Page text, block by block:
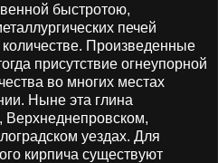
быстротою,
печей
Произведенные
присутствие огнеупорной
во многих местах
Ныне эта глина
Верхнеднепровском,
уездах. Для
кирпича существуют